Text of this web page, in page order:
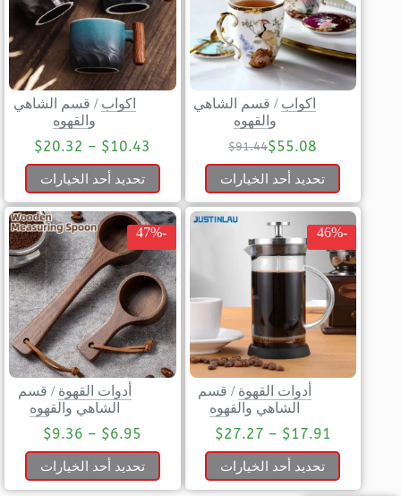
اكواب / قسم الشاهي
والقهوه
$91.44$55.08
تحديد أحد الخيارات
اكواب / قسم الشاهي
والقهوه
$10.43
–
$20.32
تحديد أحد الخيارات
-46%
أدوات القهوة / قسم
الشاهي والقهوه
$17.91
–
$27.27
تحديد أحد الخيارات
-47%
أدوات القهوة / قسم
الشاهي والقهوه
$6.95
–
$9.36
تحديد أحد الخيارات